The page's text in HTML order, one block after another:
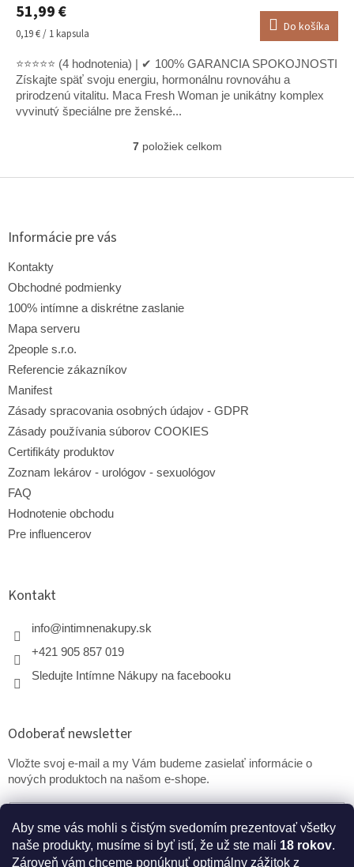
Aby sme vás mohli s čistým svedomím prezentovať všetky
naše produkty, musíme si byť istí, že už ste mali 18 rokov.
Zároveň vám chceme ponúknuť optimálny zážitok z
51,99 €
Jednotková
0,19 € / 1 kapsula Do košíka
⭐⭐⭐⭐⭐ (4 hodnotenia) | ✔ 100% GARANCIA SPOKOJNOSTI
Získajte späť svoju energiu, hormonálnu rovnováhu a
prirodzenú vitalitu. Maca Fresh Woman je unikátny komplex
vyvinutý špeciálne pre ženské...
O
l
r
v
i
s
u
7položiek celkom
Z
Informácie pre vás
Kontakty
Obchodné podmienky
100% intímne a diskrétne zaslanie
Mapa serveru
2people s.r.o.
Referencie zákazníkov
Manifest
Zásady spracovania osobných údajov - GDPR
Zásady používania súborov COOKIES
Certifikáty produktov
Zoznam lekárov - urológov - sexuológov
FAQ
Hodnotenie obchodu
Pre influencerov
Kontakt
info@intimnenakupy.sk
+421 905 857 019
Sledujte Intímne Nákupy na facebooku
Odoberať newsletter
Vložte svoj e-mail a my Vám budeme zasielať informácie o
nových produktoch na našom e-shope.
PRIHLÁSIŤ SA